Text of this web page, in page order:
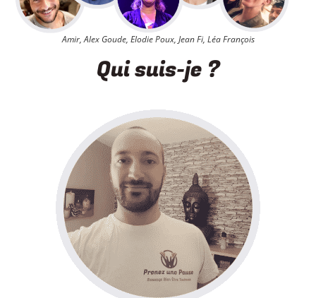
Amir, Alex Goude, Elodie Poux, Jean Fi, Léa François
Qui suis-je ?​